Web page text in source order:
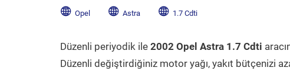
Opel Astra 1.7 Cdti
Düzenli periyodik ile 2002 Opel Astra 1.7 Cdti
Düzenli değiştirdiğiniz motor yağı, yakıt bütçenizi